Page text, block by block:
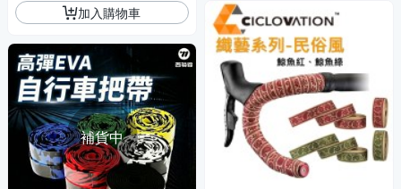
加入購物車
補貨中